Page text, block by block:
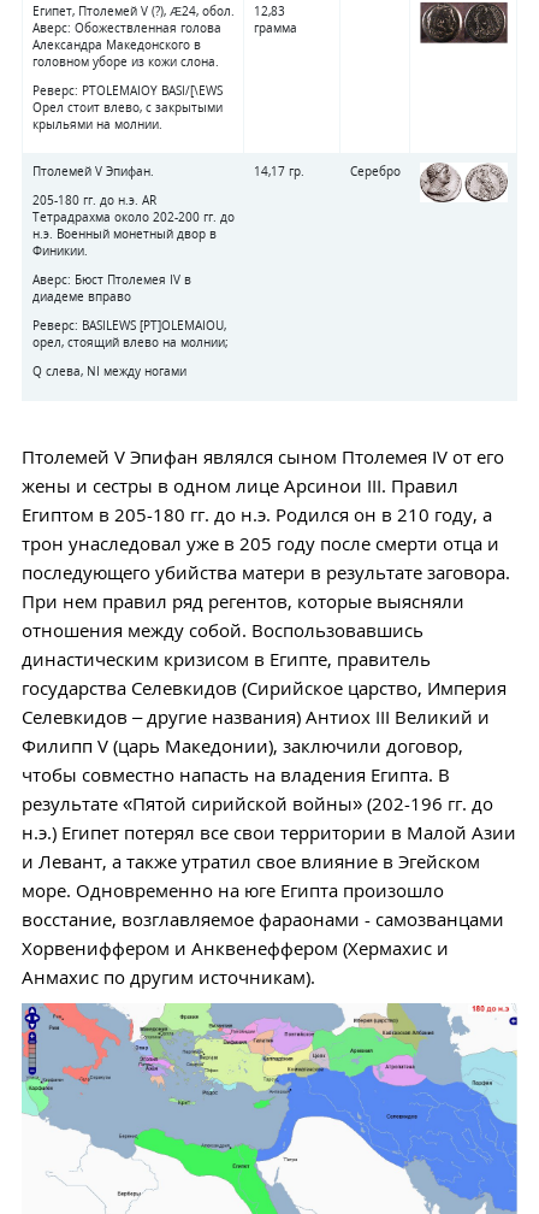
Египет, Птолемей V (?), Æ24, обол.
Аверс: Обожествленная голова
Александра Македонского в
головном уборе из кожи слона.
Реверс: PTOLEMAIOY BASI/[\EWS
Орел стоит влево, с закрытыми
крыльями на молнии.
12,83
грамма
Птолемей V Эпифан.
205-180 гг. до н.э. AR
Тетрадрахма около 202-200 гг. до
н.э. Военный монетный двор в
Финикии.
Аверс: Бюст Птолемея IV в
диадеме вправо
Реверс: BASILEWS [PT]OLEMAIOU,
орел, стоящий влево на молнии;
Q слева, NI между ногами
14,17 гр. Серебро
Птолемей V Эпифан являлся сыном Птолемея IV от его
жены и сестры в одном лице Арсинои III. Правил
Египтом в 205-180 гг. до н.э. Родился он в 210 году, а
трон унаследовал уже в 205 году после смерти отца и
последующего убийства матери в результате заговора.
При нем правил ряд регентов, которые выясняли
отношения между собой. Воспользовавшись
династическим кризисом в Египте, правитель
государства Селевкидов (Сирийское царство, Империя
Селевкидов – другие названия) Антиох III Великий и
Филипп V (царь Македонии), заключили договор,
чтобы совместно напасть на владения Египта. В
результате «Пятой сирийской войны» (202-196 гг. до
н.э.) Египет потерял все свои территории в Малой Азии
и Левант, а также утратил свое влияние в Эгейском
море. Одновременно на юге Египта произошло
восстание, возглавляемое фараонами - самозванцами
Хорвениффером и Анквенеффером (Хермахис и
Анмахис по другим источникам).